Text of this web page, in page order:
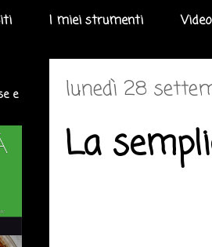
I miei strumenti
lunedì 28
La
e